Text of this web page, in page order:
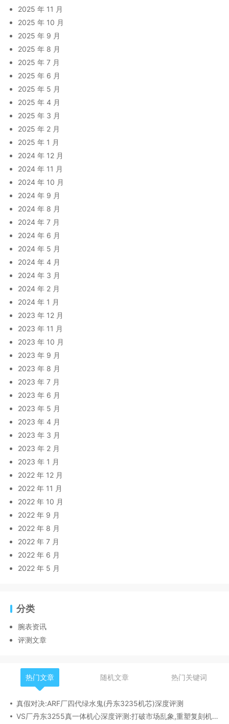
2025 年 11 月
2025 年 10 月
2025 年 9 月
2025 年 8 月
2025 年 7 月
2025 年 6 月
2025 年 5 月
2025 年 4 月
2025 年 3 月
2025 年 2 月
2025 年 1 月
2024 年 12 月
2024 年 11 月
2024 年 10 月
2024 年 9 月
2024 年 8 月
2024 年 7 月
2024 年 6 月
2024 年 5 月
2024 年 4 月
2024 年 3 月
2024 年 2 月
2024 年 1 月
2023 年 12 月
2023 年 11 月
2023 年 10 月
2023 年 9 月
2023 年 8 月
2023 年 7 月
2023 年 6 月
2023 年 5 月
2023 年 4 月
2023 年 3 月
2023 年 2 月
2023 年 1 月
2022 年 12 月
2022 年 11 月
2022 年 10 月
2022 年 9 月
2022 年 8 月
2022 年 7 月
2022 年 6 月
2022 年 5 月
分类
腕表资讯
评测文章
热门文章 随机文章 热门关键词
真假对决:ARF厂四代绿水鬼(丹东3235机芯)深度评测
VS厂丹东3255真一体机心深度评测:打破市场乱象,重塑复刻机芯新标杆​